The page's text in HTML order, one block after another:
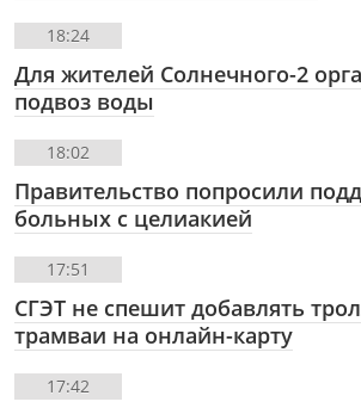
18:24
Для жителей Солнечного-2
подвоз воды
18:02
Правительство попросили
больных с целиакией
17:51
СГЭТ не спешит добавлять
трамваи на онлайн-карту
17:42